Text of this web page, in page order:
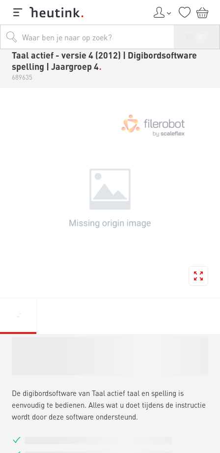
Taal actief - versie 4 (2012) | Digibordsoftware
spelling | Jaargroep 4
689635
De digibordsoftware van Taal actief taal en spelling is
eenvoudig te bedienen. Alles wat u doet tijdens de instructie
wordt door deze software ondersteund.